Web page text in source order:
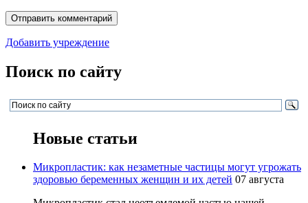
Добавить учреждение
Поиск по сайту
Новые статьи
Микропластик: как незаметные частицы могут угрожать
здоровью беременных женщин и их детей 07 августа